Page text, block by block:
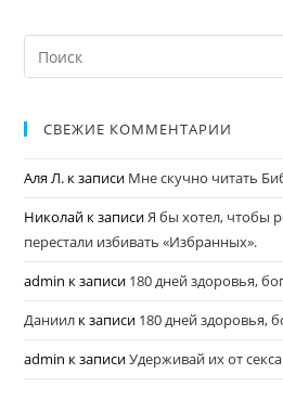
СВЕЖИЕ КОММЕНТАРИИ
Аля Л. к записи Мне скучно читать
Николай к записиЯ бы хотел, чтобы
перестали избивать «Избранных».
admin к записи 180 дней здоровья,
Даниил к записи 180 дней здоровья,
admin к записиУдерживай их от секса